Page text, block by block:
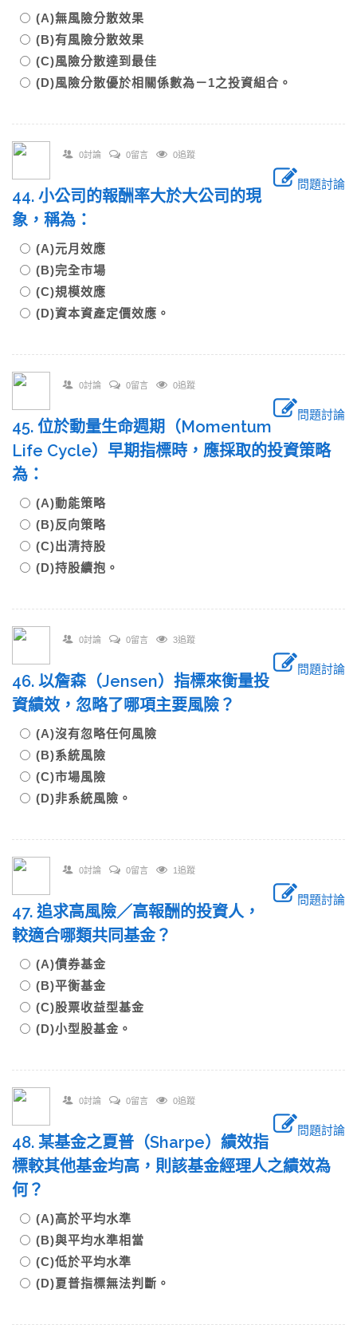
(A)無風險分散效果
(B)有風險分散效果
(C)風險分散達到最佳
(D)風險分散優於相關係數為－1之投資組合。
0討論 0留言 0追蹤
問題討論
44. 小公司的報酬率大於大公司的現
象，稱為：
(A)元月效應
(B)完全市場
(C)規模效應
(D)資本資產定價效應。
0討論 0留言 0追蹤
問題討論
45. 位於動量生命週期（Momentum
Life Cycle）早期指標時，應採取的投資策略
為：
(A)動能策略
(B)反向策略
(C)出清持股
(D)持股續抱。
0討論 0留言 3追蹤
問題討論
46. 以詹森（Jensen）指標來衡量投
資績效，忽略了哪項主要風險？
(A)沒有忽略任何風險
(B)系統風險
(C)市場風險
(D)非系統風險。
0討論 0留言 1追蹤
問題討論
47. 追求高風險／高報酬的投資人，
較適合哪類共同基金？
(A)債券基金
(B)平衡基金
(C)股票收益型基金
(D)小型股基金。
0討論 0留言 0追蹤
問題討論
48. 某基金之夏普（Sharpe）績效指
標較其他基金均高，則該基金經理人之績效為
何？
(A)高於平均水準
(B)與平均水準相當
(C)低於平均水準
(D)夏普指標無法判斷。